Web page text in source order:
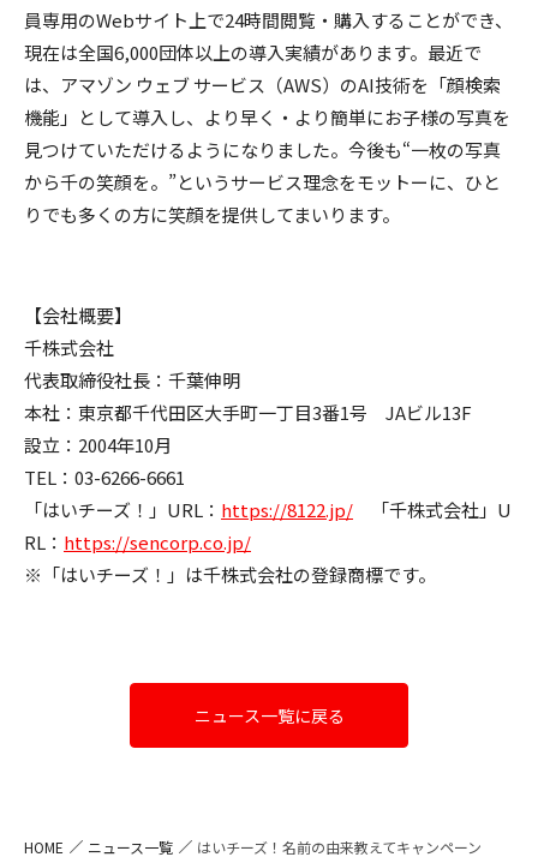
員専用のWebサイト上で24時間閲覧・購入することができ、
現在は全国6,000団体以上の導入実績があります。最近で
は、アマゾン ウェブ サービス（AWS）のAI技術を「顔検索
機能」として導入し、より早く・より簡単にお子様の写真を
見つけていただけるようになりました。今後も“一枚の写真
から千の笑顔を。”というサービス理念をモットーに、ひと
りでも多くの方に笑顔を提供してまいります。
【会社概要】
千株式会社
代表取締役社長：千葉伸明
本社：東京都千代田区大手町一丁目3番1号 JAビル13F
設立：2004年10月
TEL：03-6266-6661
「はいチーズ！」URL： https://8122.jp/ 「千株式会社」U
RL： https://sencorp.co.jp/
※「はいチーズ！」は千株式会社の登録商標です。
ニュース一覧に戻る
HOME ニュース一覧 はいチーズ！名前の由来教えてキャンペーン